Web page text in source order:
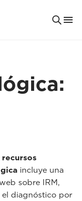
incluye una
sobre IRM,
diagnóstico por